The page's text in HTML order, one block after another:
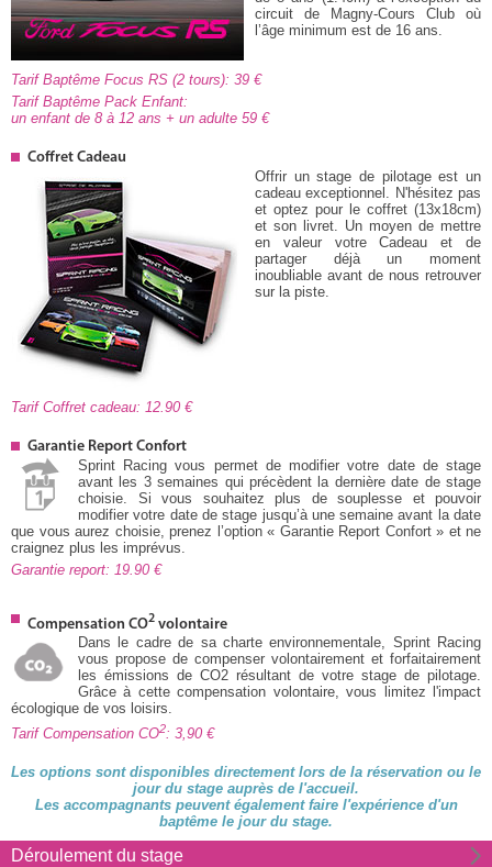
circuit de Magny-Cours Club où
l’âge minimum est de 16 ans.
Tarif Baptême Focus RS (2 tours): 39
Tarif Baptême Pack Enfant:
un enfant de 8 à 12 ans + un adulte 59
Coffret Cadeau
Offrir un stage de pilotage est un
cadeau exceptionnel. N'hésitez pas
et optez pour le coffret (13x18cm)
et son livret. Un moyen de mettre
en valeur votre Cadeau et de
partager déjà un moment
inoubliable avant de nous retrouver
sur la piste.
Tarif Coffret cadeau: 12.90
Garantie Report Confort
Sprint Racing vous permet de modifier votre date de stage
avant les 3 semaines qui précèdent la dernière date de stage
choisie. Si vous souhaitez plus de souplesse et pouvoir
modifier votre date de stage jusqu’à une semaine avant la date
que vous aurez choisie, prenez l’option « Garantie Report Confort » et ne
craignez plus les imprévus.
Garantie report: 19.90
Compensation CO2 volontaire
Dans le cadre de sa charte environnementale, Sprint Racing
vous propose de compenser volontairement et forfaitairement
les émissions de CO2 résultant de votre stage de pilotage.
Grâce à cette compensation volontaire, vous limitez l'impact
écologique de vos loisirs.
Tarif Compensation CO2: 3,90
Les options sont disponibles directement lors de la réservation ou le
jour du stage auprès de l'accueil.
Les accompagnants peuvent également faire l'expérience d'un
baptême le jour du stage.
Déroulement du stage